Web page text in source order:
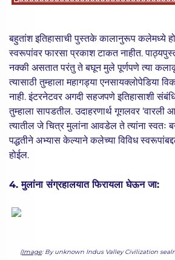
बहुतांश इतिहासाची पुस्तके कालानुरूप कलेमध्ये
स्वरूपांवर फारसा प्रकाश टाकत नाहीत.
नक्की असतात परंतु ते बघून मुले पूर्णपणे त्या
त्यासाठी तुम्हाला महागड्या एनसायक्लोपेडिया
नाही. इंटरनेटवर अगदी सहजपणे इतिहासाशी
तुम्हाला सापडतील. उदाहरणार्थ गूगलवर ‘वारली
त्यातील जे चित्र मुलांना आवडेल ते त्यांना स्वतः
पद्धतीने अभ्यास केल्याने कलेच्या विविध
होईल.
4. मुलांना संग्रहालयात फिरायला घेऊन जा:
(Image: By unknown Indus Valley Civilization